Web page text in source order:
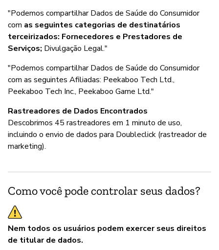
"Podemos compartilhar Dados de Saúde do Consumidor
com as seguintes categorias de destinatários
terceirizados: Fornecedores e Prestadores de
Serviços; Divulgação Legal."
"Podemos compartilhar Dados de Saúde do Consumidor
com as seguintes Afiliadas: Peekaboo Tech Ltd.,
Peekaboo Tech Inc., Peekaboo Game Ltd."
Rastreadores de Dados Encontrados
Descobrimos 45 rastreadores em 1 minuto de uso,
incluindo o envio de dados para Doubleclick (rastreador de
marketing).
Como você pode controlar seus dados?
Nem todos os usuários podem exercer seus direitos
de titular de dados.